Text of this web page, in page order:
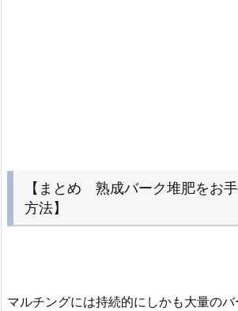
【まとめ 熟成バーク堆肥をお
方法】
マルチングには持続的にしかも大量の